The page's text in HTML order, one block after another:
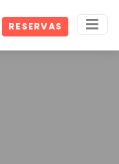
RESERVAS